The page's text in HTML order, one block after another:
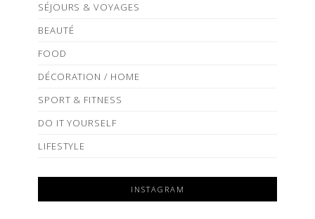
SÉJOURS & VOYAGES
BEAUTÉ
FOOD
DÉCORATION / HOME
SPORT & FITNESS
DO IT YOURSELF
LIFESTYLE
INSTAGRAM